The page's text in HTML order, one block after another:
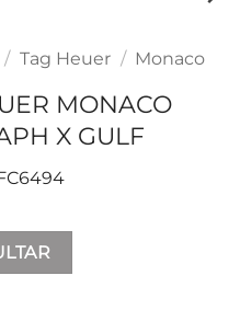
/ Tag Heuer / Monaco
MONACO
X GULF